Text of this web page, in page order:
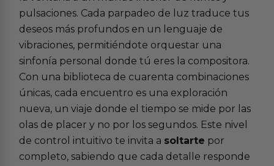
pulsaciones. Cada parpadeo de luz traduce tus
deseos más profundos en un lenguaje de
vibraciones, permitiéndote orquestar una
sinfonía personal donde tú eres la compositora.
Con una biblioteca de cuarenta combinaciones
únicas, cada encuentro es una exploración
nueva, un viaje donde el tiempo se mide por las
olas de placer y no por los segundos. Este nivel
de control intuitivo te invita a soltarte por
completo, sabiendo que cada detalle responde